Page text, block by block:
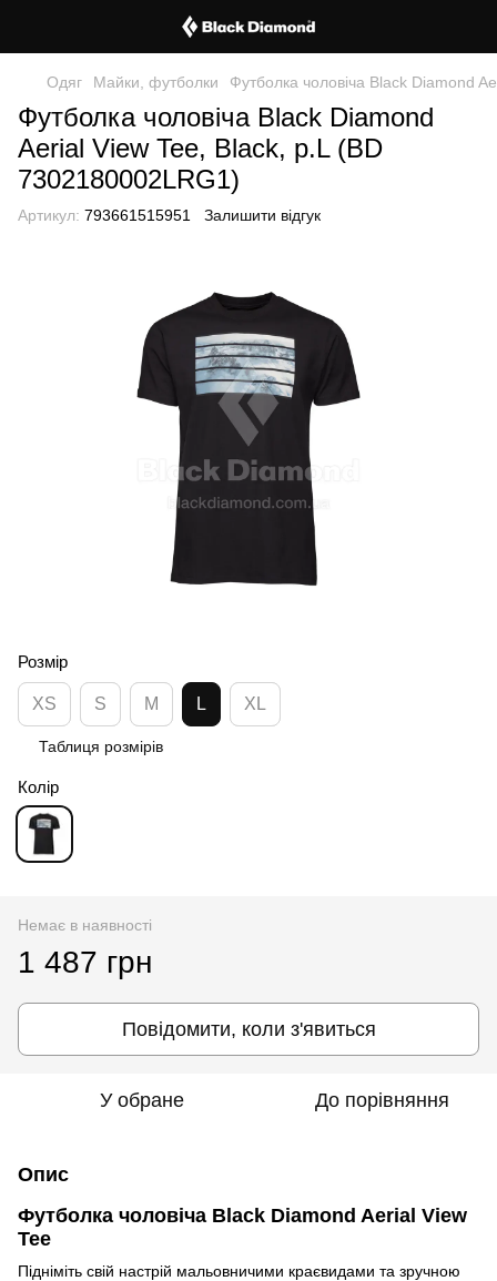
Одяг Майки, футболки Футболка чоловіча Black Diamond
Футболка чоловіча Black Diamond
Aerial View Tee, Black, р.L (BD
7302180002LRG1)
Артикул: 793661515951 Залишити відгук
Розмір
XS S M L XL
Таблиця розмірів
Колір
Немає в наявності
1 487 грн
Повідомити, коли з'явиться
У обране До порівняння
Опис
Футболка чоловіча Black Diamond Aerial View
Tee
Підніміть свій настрій мальовничими краєвидами та зручною